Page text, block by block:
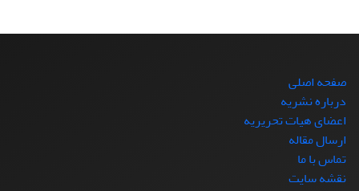
صفحه اصلی
درباره نشریه
اعضای هیات تحریریه
ارسال مقاله
تماس با ما
نقشه سایت